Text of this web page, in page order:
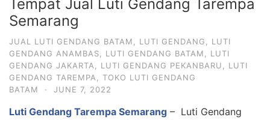
Tempat Jual Luti Gendang Tarempa
Semarang
JUAL LUTI GENDANG BATAM, LUTI GENDANG, LUTI
GENDANG ANAMBAS, LUTI GENDANG BATAM, LUTI
GENDANG JAKARTA, LUTI GENDANG PEKANBARU, LUTI
GENDANG TAREMPA, TOKO LUTI GENDANG
BATAM
· JUNE 7, 2022
Luti Gendang Tarempa Semarang – Luti Gendang